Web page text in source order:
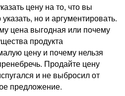
цену на то, что вы
но и аргументировать.
цена выгодная или почему
продукта
цену и почему нельзя
Продайте цену
и не выбросил от
предложение.